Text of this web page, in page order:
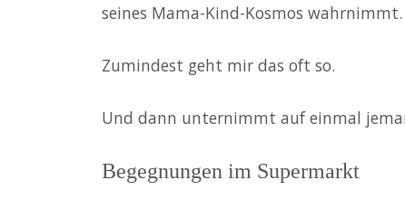
seines Mama-Kind-Kosmos wahrnimmt.
Zumindest geht mir das oft so.
Und dann unternimmt auf einmal
Begegnungen im Supermarkt